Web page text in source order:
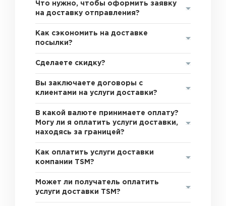
Что нужно, чтобы оформить заявку
на доставку отправления?
Как сэкономить на доставке
посылки?
Сделаете скидку?
Вы заключаете договоры с
клиентами на услуги доставки?
В какой валюте принимаете оплату?
Могу ли я оплатить услуги доставки,
находясь за границей?
Как оплатить услуги доставки
компании TSM?
Может ли получатель оплатить
услуги доставки TSM?